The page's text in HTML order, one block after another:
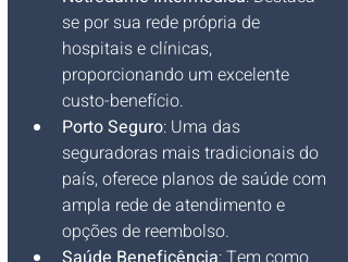
se por sua rede própria de
hospitais e clínicas,
proporcionando um excelente
custo-benefício.
Porto Seguro: Uma das
seguradoras mais tradicionais do
país, oferece planos de saúde com
ampla rede de atendimento e
opções de reembolso.